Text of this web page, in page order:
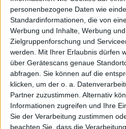
personenbezogene Daten wie
Standardinformationen, die von
Werbung und Inhalte, Werbung
Zielgruppenforschung und
werden.
Mit Ihrer Erlaubnis dürfen
über Gerätescans genaue
abfragen. Sie können auf die
klicken, um der o. a.
Partner zuzustimmen. Alternativ
Informationen zugreifen und Ihre
Sie der Verarbeitung zustimmen
beachten Sie, dass die